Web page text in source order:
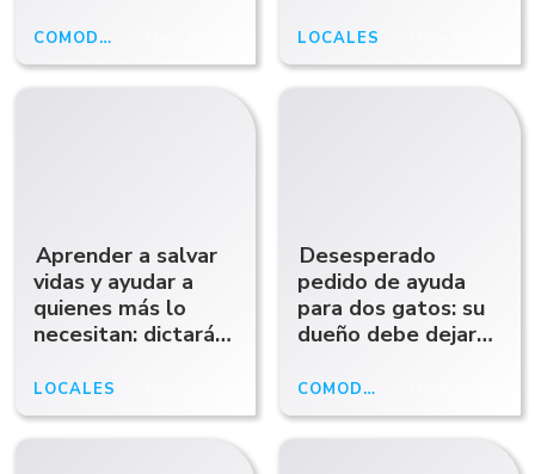
para salir adelante
COMODORO RIVADAVIA
polar
LOCALES
Aprender a salvar
vidas y ayudar a
quienes más lo
necesitan: dictarán
de RCP en
Comodoro
LOCALES
Desesperado
pedido de ayuda
para dos gatos: su
dueño debe dejar
y no tiene dónde
llevarlos
COMODORO RIVADAVIA